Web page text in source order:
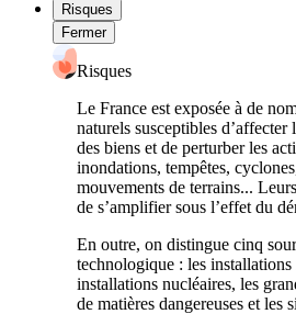
Risques
Fermer
Risques
Le France est exposée à de
naturels susceptibles d’affecter
des biens et de perturber les
inondations, tempêtes,
mouvements de terrains...
de s’amplifier sous l’effet du
En outre, on distingue cinq
technologique : les
installations nucléaires, les
de matières dangereuses et les